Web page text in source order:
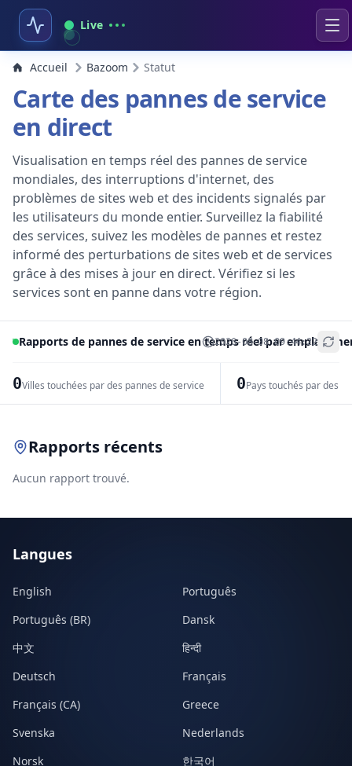
Live
Accueil Bazoom Statut
Carte des pannes de service
en direct
Visualisation en temps réel des pannes de service
mondiales, des interruptions d'internet, des
problèmes de sites web et des incidents signalés par
les utilisateurs du monde entier. Surveillez la fiabilité
des services, suivez les modèles de pannes et restez
informé des perturbations de sites web et de services
grâce à des mises à jour en direct. Vérifiez si les
services sont en panne dans votre région.
Rapports de pannes de service en temps réel par
2026-08-08 09:44:22
0Villes touchées par des pannes de service 0Pays touchés par des
+
Rapports récents
Aucun rapport trouvé.
Langues
English
Português
Português (BR)
Dansk
中文
हिन्दी
Deutsch
Français
Français (CA)
Greece
Svenska
Nederlands
Norsk
한국어